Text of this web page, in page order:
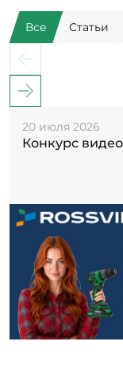
Все Статьи
20 июля 2026
Конкурс